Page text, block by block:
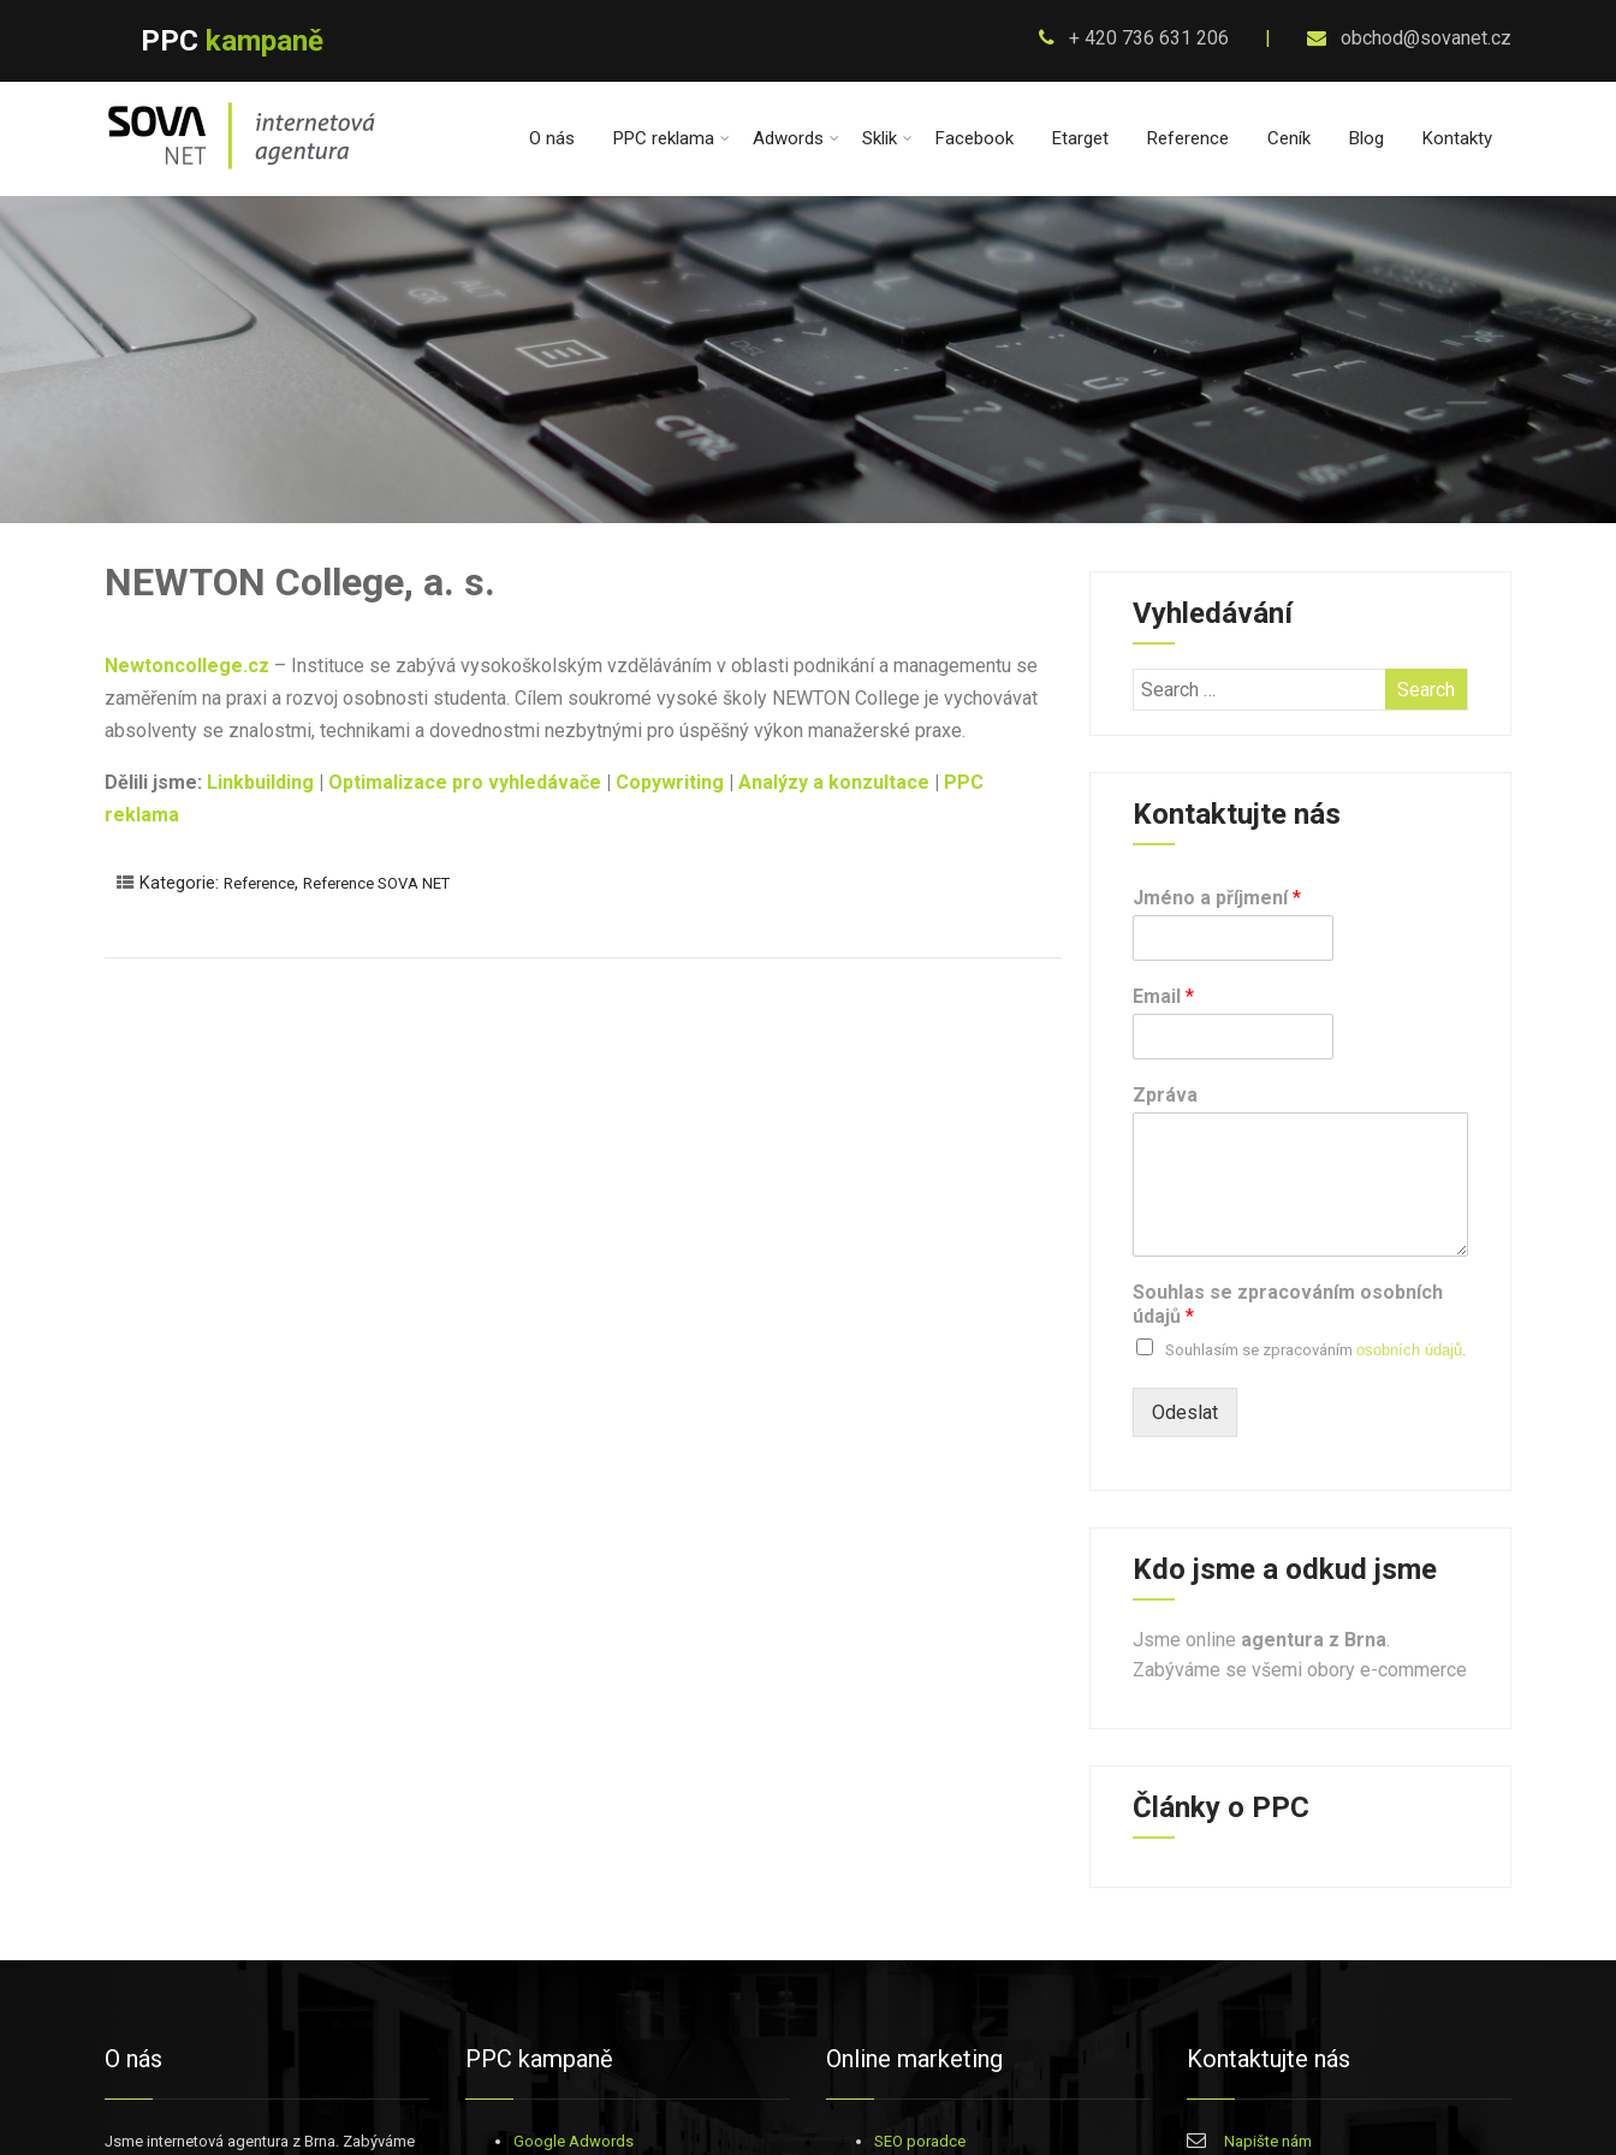
PPC kampaně + 420 736 631 206 obchod@sovanet.cz
O nás PPC reklama Adwords Sklik Facebook Etarget Reference Ceník Blog Kontakty
NEWTON College, a. s.
Newtoncollege.cz – Instituce se zabývá vysokoškolským vzděláváním v oblasti podnikání a managementu se
zaměřením na praxi a rozvoj osobnosti studenta. Cílem soukromé vysoké školy NEWTON College je vychovávat
absolventy se znalostmi, technikami a dovednostmi nezbytnými pro úspěšný výkon manažerské praxe.
Dělili jsme: Linkbuilding Optimalizace pro vyhledávače Copywriting Analýzy a konzultace
PPC
reklama
Kategorie: Reference, Reference SOVA NET
Vyhledávání
Kontaktujte nás
Jméno a příjmení*
Email*
Zpráva
Souhlas se zpracováním osobních
údajů*
Souhlasím se zpracovánímosobních údajů.
Odeslat
Kdo jsme a odkud jsme
Jsme online agentura z Brna.
Zabýváme se všemi obory e-commerce
Články o PPC
O nás
Jsme internetová agentura z Brna. Zabýváme
PPC kampaně
Google Adwords
Online marketing
SEO poradce
Kontaktujte nás
Napište nám